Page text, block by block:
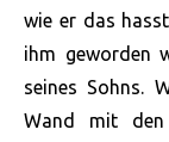
wie er das
ihm geworden
seines Sohns.
Wand mit den